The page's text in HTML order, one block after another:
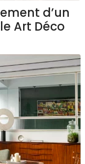
d’un
Art Déco